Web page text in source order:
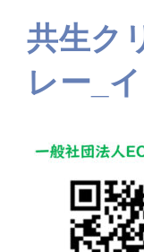
共生ク
レー_